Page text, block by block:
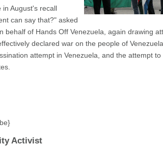
in August's recall
can say that?" asked
behalf of Hands Off Venezuela, again drawing
declared war on the people of
attempt in Venezuela, and the attempt
Activist